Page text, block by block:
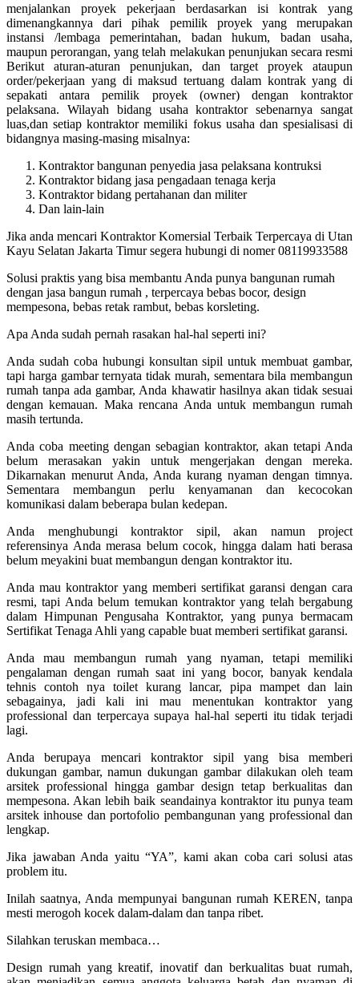
menjalankan proyek pekerjaan berdasarkan isi kontrak yang
dimenangkannya dari pihak pemilik proyek yang merupakan
instansi /lembaga pemerintahan, badan hukum, badan usaha,
maupun perorangan, yang telah melakukan penunjukan secara resmi
Berikut aturan-aturan penunjukan, dan target proyek ataupun
order/pekerjaan yang di maksud tertuang dalam kontrak yang di
sepakati antara pemilik proyek (owner) dengan kontraktor
pelaksana. Wilayah bidang usaha kontraktor sebenarnya sangat
luas,dan setiap kontraktor memiliki fokus usaha dan spesialisasi di
bidangnya masing-masing misalnya:
Kontraktor bangunan penyedia jasa pelaksana kontruksi
Kontraktor bidang jasa pengadaan tenaga kerja
Kontraktor bidang pertahanan dan militer
Dan lain-lain
Jika anda mencari Kontraktor Komersial Terbaik Terpercaya di Utan
Kayu Selatan Jakarta Timur segera hubungi di nomer 08119933588
Solusi praktis yang bisa membantu Anda punya bangunan rumah
dengan jasa bangun rumah , terpercaya bebas bocor, design
mempesona, bebas retak rambut, bebas korsleting.
Apa Anda sudah pernah rasakan hal-hal seperti ini?
Anda sudah coba hubungi konsultan sipil untuk membuat gambar,
tapi harga gambar ternyata tidak murah, sementara bila membangun
rumah tanpa ada gambar, Anda khawatir hasilnya akan tidak sesuai
dengan kemauan. Maka rencana Anda untuk membangun rumah
masih tertunda.
Anda coba meeting dengan sebagian kontraktor, akan tetapi Anda
belum merasakan yakin untuk mengerjakan dengan mereka.
Dikarnakan menurut Anda, Anda kurang nyaman dengan timnya.
Sementara membangun perlu kenyamanan dan kecocokan
komunikasi dalam beberapa bulan kedepan.
Anda menghubungi kontraktor sipil, akan namun project
referensinya Anda merasa belum cocok, hingga dalam hati berasa
belum meyakini buat membangun dengan kontraktor itu.
Anda mau kontraktor yang memberi sertifikat garansi dengan cara
resmi, tapi Anda belum temukan kontraktor yang telah bergabung
dalam Himpunan Pengusaha Kontraktor, yang punya bermacam
Sertifikat Tenaga Ahli yang capable buat memberi sertifikat garansi.
Anda mau membangun rumah yang nyaman, tetapi memiliki
pengalaman dengan rumah saat ini yang bocor, banyak kendala
tehnis contoh nya toilet kurang lancar, pipa mampet dan lain
sebagainya, jadi kali ini mau menentukan kontraktor yang
professional dan terpercaya supaya hal-hal seperti itu tidak terjadi
lagi.
Anda berupaya mencari kontraktor sipil yang bisa memberi
dukungan gambar, namun dukungan gambar dilakukan oleh team
arsitek professional hingga gambar design tetap berkualitas dan
mempesona. Akan lebih baik seandainya kontraktor itu punya team
arsitek inhouse dan portofolio pembangunan yang professional dan
lengkap.
Jika jawaban Anda yaitu “YA”, kami akan coba cari solusi atas
problem itu.
Inilah saatnya, Anda mempunyai bangunan rumah KEREN, tanpa
mesti merogoh kocek dalam-dalam dan tanpa ribet.
Silahkan teruskan membaca…
Design rumah yang kreatif, inovatif dan berkualitas buat rumah,